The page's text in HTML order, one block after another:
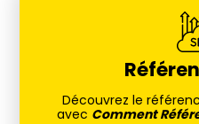
Découvrez le
avec Comment